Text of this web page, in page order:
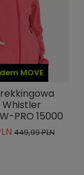
MOVE
PRO 15000
449,99 PLN